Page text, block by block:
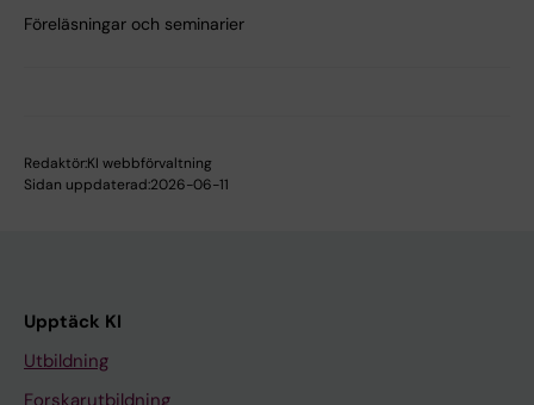
Föreläsningar och seminarier
Redaktör:KI webbförvaltning
Sidan uppdaterad:2026-06-11
Upptäck KI
Utbildning